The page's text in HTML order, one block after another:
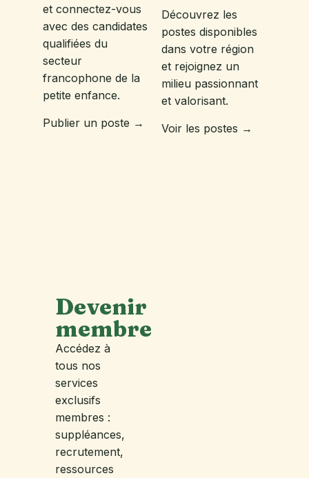
et connectez-vous
avec des candidates
qualifiées du
secteur
francophone de la
petite enfance.
Publier un poste →
Découvrez les
postes disponibles
dans votre région
et rejoignez un
milieu passionnant
et valorisant.
Voir les postes →
Devenir
membre
Accédez à
tous nos
services
exclusifs
membres :
suppléances,
recrutement,
ressources